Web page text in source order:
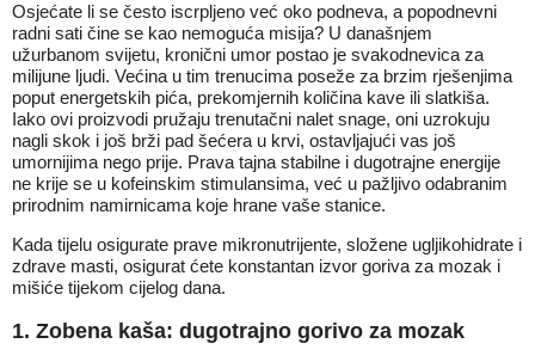
Osjećate li se često iscrpljeno već oko podneva, a popodnevni
radni sati čine se kao nemoguća misija? U današnjem
užurbanom svijetu, kronični umor postao je svakodnevica za
milijune ljudi. Većina u tim trenucima poseže za brzim rješenjima
poput energetskih pića, prekomjernih količina kave ili slatkiša.
Iako ovi proizvodi pružaju trenutačni nalet snage, oni uzrokuju
nagli skok i još brži pad šećera u krvi, ostavljajući vas još
umornijima nego prije. Prava tajna stabilne i dugotrajne energije
ne krije se u kofeinskim stimulansima, već u pažljivo odabranim
prirodnim namirnicama koje hrane vaše stanice.
Kada tijelu osigurate prave mikronutrijente, složene ugljikohidrate i
zdrave masti, osigurat ćete konstantan izvor goriva za mozak i
mišiće tijekom cijelog dana.
1. Zobena kaša: dugotrajno gorivo za mozak